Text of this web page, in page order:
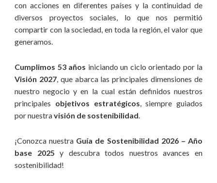
con acciones en diferentes países y la continuidad de
diversos proyectos sociales, lo que nos permitió
compartir con la sociedad, en toda la región, el valor que
generamos.
Cumplimos 53 años iniciando un ciclo orientado por la
Visión 2027, que abarca las principales dimensiones de
nuestro negocio y en la cual están definidos nuestros
principales objetivos estratégicos, siempre guiados
por nuestravisión de sostenibilidad.
¡Conozca nuestra Guía de Sostenibilidad 2026 – Año
base 2025 y descubra todos nuestros avances en
sostenibilidad!